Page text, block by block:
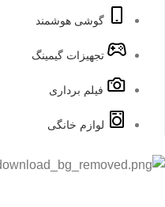
گوشی هوشمند
تجهیزات گیمینگ
فیلم برداری
لوازم خانگی